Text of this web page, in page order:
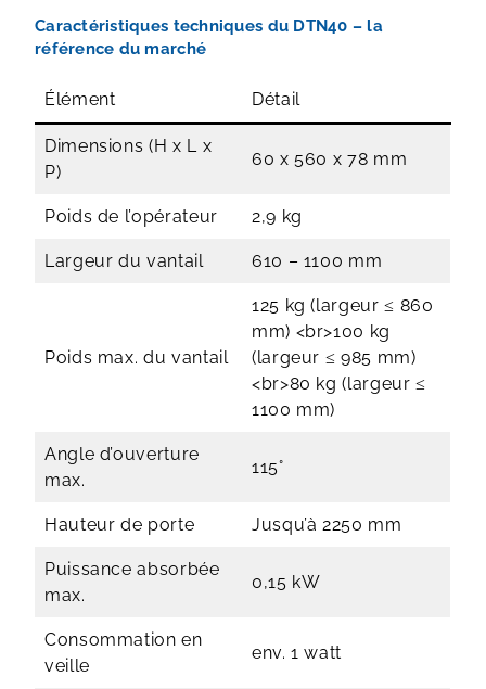
Caractéristiques techniques du DTN40 – la
référence du marché
Élément Détail
Dimensions (H x L x
P)
60 x 560 x 78 mm
Poids de l’opérateur 2,9 kg
Largeur du vantail 610 – 1100 mm
Poids max. du vantail
125 kg (largeur ≤ 860
mm) <br>100 kg
(largeur ≤ 985 mm)
<br>80 kg (largeur ≤
1100 mm)
Angle d’ouverture
max.
115°
Hauteur de porte Jusqu’à 2250 mm
Puissance absorbée
max.
0,15 kW
Consommation en
veille
env. 1 watt